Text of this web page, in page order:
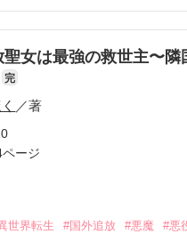
聖女は最強の救世主〜
完
／著
ージ
世界転生 #国外追放 #悪魔 #悪